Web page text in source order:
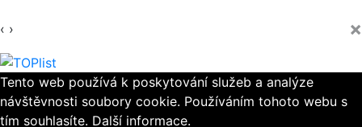
‹ › ×
Tento web používá k poskytování služeb a analýze
návštěvnosti soubory cookie. Používáním tohoto webu s
tím souhlasíte. Další informace.